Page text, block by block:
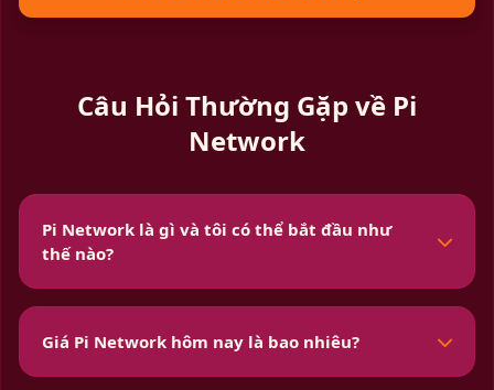
Câu Hỏi Thường Gặp về Pi
Network
Pi Network là gì và tôi có thể bắt đầu như
thế nào?
Giá Pi Network hôm nay là bao nhiêu?